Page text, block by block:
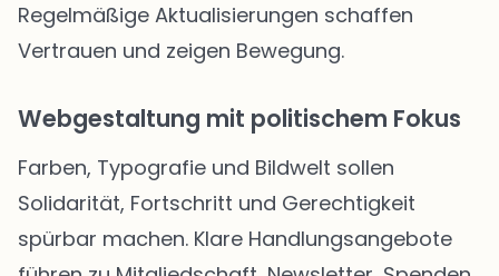
Regelmäßige Aktualisierungen schaffen
Vertrauen und zeigen Bewegung.
Webgestaltung mit politischem Fokus
Farben, Typografie und Bildwelt sollen
Solidarität, Fortschritt und Gerechtigkeit
spürbar machen. Klare Handlungsangebote